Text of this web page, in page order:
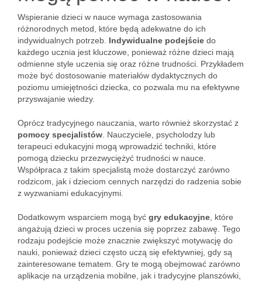
Wspieranie dzieci w nauce wymaga zastosowania
różnorodnych metod, które będą adekwatne do ich
indywidualnych potrzeb. Indywidualne podejście do
każdego ucznia jest kluczowe, ponieważ różne dzieci mają
odmienne style uczenia się oraz różne trudności. Przykładem
może być dostosowanie materiałów dydaktycznych do
poziomu umiejętności dziecka, co pozwala mu na efektywne
przyswajanie wiedzy.
Oprócz tradycyjnego nauczania, warto również skorzystać z
pomocy specjalistów . Nauczyciele, psycholodzy lub
terapeuci edukacyjni mogą wprowadzić techniki, które
pomogą dziecku przezwyciężyć trudności w nauce.
Współpraca z takim specjalistą może dostarczyć zarówno
rodzicom, jak i dzieciom cennych narzędzi do radzenia sobie
z wyzwaniami edukacyjnymi.
Dodatkowym wsparciem mogą być gry edukacyjne , które
angażują dzieci w proces uczenia się poprzez zabawę. Tego
rodzaju podejście może znacznie zwiększyć motywację do
nauki, ponieważ dzieci często uczą się efektywniej, gdy są
zainteresowane tematem. Gry te mogą obejmować zarówno
aplikacje na urządzenia mobilne, jak i tradycyjne planszówki,